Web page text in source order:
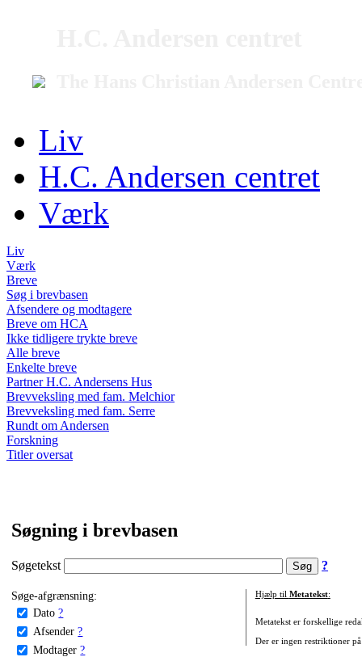
Liv
H.C. Andersen centret
Værk
Liv
Værk
Breve
Søg i brevbasen
Afsendere og modtagere
Breve om HCA
Ikke tidligere trykte breve
Alle breve
Enkelte breve
Partner H.C. Andersens Hus
Brevveksling med fam. Melchior
Brevveksling med fam. Serre
Rundt om Andersen
Forskning
Titler oversat
Søgning i brevbasen
Søgetekst ?
Søge-afgrænsning:
Dato ?
Afsender ?
Modtager ?
Hjælp til Metatekst:
Metatekst er forskellige
Der er ingen restriktioner